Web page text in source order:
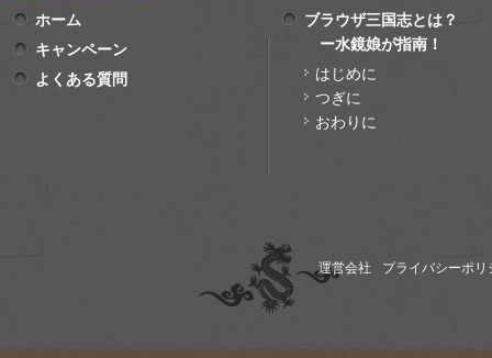
ホーム
キャンペーン
よくある質問
ブラウザ三国志とは？
ー水鏡娘が指南！
はじめに
つぎに
おわりに
運営会社 プライバシーポリ